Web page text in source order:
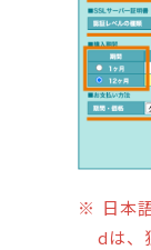
日本
dは、